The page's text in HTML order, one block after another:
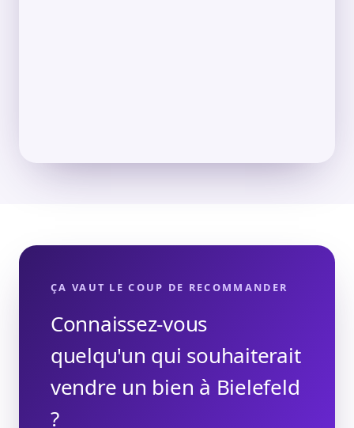
ÇA VAUT LE COUP DE RECOMMANDER
Connaissez-vous
quelqu'un qui souhaiterait
vendre un bien à Bielefeld
?